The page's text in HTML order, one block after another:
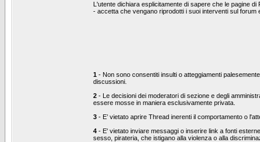
L'utente dichiara esplicitamente di sapere che le pagine
- accetta che vengano riprodotti i suoi interventi sul forum
1 - Non sono consentiti insulti o atteggiamenti
discussioni.
2 - Le decisioni dei moderatori di sezione e degli
essere mosse in maniera esclusivamente privata.
3 - E’ vietato aprire Thread inerenti il comportamento o
4 - E' vietato inviare messaggi o inserire link a fonti
sesso, pirateria, che istigano alla violenza o alla